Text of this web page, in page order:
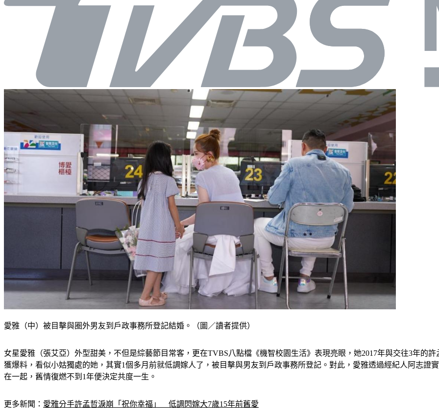
愛雅（中）被目擊與圈外男友到戶政事務所登記結婚。（圖／讀者提供）
女星愛雅（張艾亞）外型甜美，不但是綜藝節目常客，更在TVBS八點檔《機智校園生活》表現亮眼，她2017年與交往3年的
獲爆料，看似小姑獨處的她，其實1個多月前就低調嫁人了，被目擊與男友到戶政事務所登記。對此，愛雅透過經紀人阿志證
在一起，舊情復燃不到1年便決定共度一生。
更多新聞： 愛雅分手許孟哲淚崩「祝你幸福」　低調閃嫁大7歲15年前舊愛